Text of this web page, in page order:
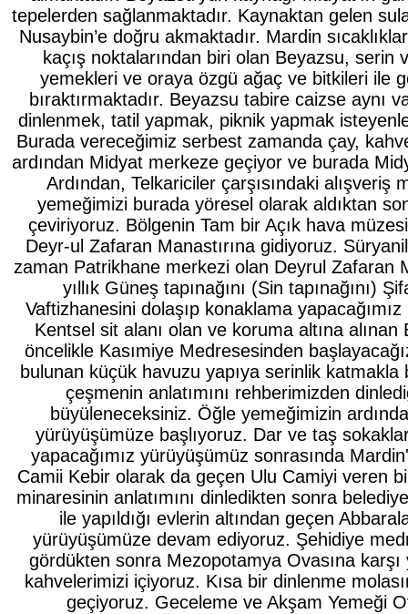
tepelerden sağlanmaktadır. Kaynaktan gelen
Nusaybin’e doğru akmaktadır. Mardin
kaçış noktalarından biri olan Beyazsu, serin
yemekleri ve oraya özgü ağaç ve bitkileri ile
bıraktırmaktadır. Beyazsu tabire caizse aynı
dinlenmek, tatil yapmak, piknik yapmak
Burada vereceğimiz serbest zamanda çay,
ardından Midyat merkeze geçiyor ve burada
Ardından, Telkariciler çarşısındaki alışveriş
yemeğimizi burada yöresel olarak aldıktan
çeviriyoruz. Bölgenin Tam bir Açık hava
Deyr-ul Zafaran Manastırına gidiyoruz.
zaman Patrikhane merkezi olan Deyrul Zafaran
yıllık Güneş tapınağını (Sin tapınağını)
Vaftizhanesini dolaşıp konaklama
Kentsel sit alanı olan ve koruma altına
öncelikle Kasımiye Medresesinden
bulunan küçük havuzu yapıya serinlik katmakla
çeşmenin anlatımını rehberimizden
büyüleneceksiniz. Öğle yemeğimizin
yürüyüşümüze başlıyoruz. Dar ve taş
yapacağımız yürüyüşümüz sonrasında
Camii Kebir olarak da geçen Ulu Camiyi veren
minaresinin anlatımını dinledikten sonra
ile yapıldığı evlerin altından geçen
yürüyüşümüze devam ediyoruz. Şehidiye
gördükten sonra Mezopotamya Ovasına karşı
kahvelerimizi içiyoruz. Kısa bir dinlenme
geçiyoruz. Geceleme ve Akşam Yemeği